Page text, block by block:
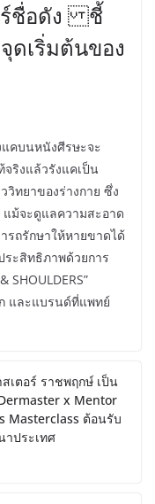
อร์ชื่อดัง ชี้
ดเริ่มต้นของ
แคบนหนังศีรษะจะ
จริงแล้วรังแคเป็น
วิทยาของร่างกาย ซึ่ง
ม้จะดูแลความสะอาด
รถรักษาให้หายขาดได้
ระสิทธิภาพด้วยการ
และแบรนด์ที่แพทย์
เตอร์ ราชพฤกษ์ เป็น
x Mentor
Masterclass ต้อนรับ
ประเทศ